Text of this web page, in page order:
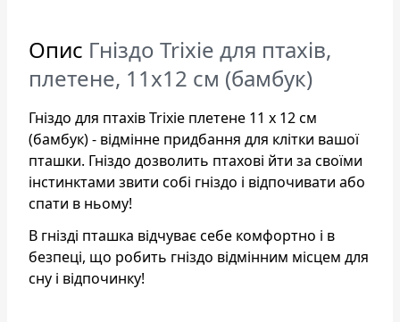
Опис Гніздо Trixie для птахів,
плетене, 11x12 см (бамбук)
Гніздо для птахів Trixie плетене 11 x 12 см
(бамбук) - відмінне придбання для клітки вашої
пташки. Гніздо дозволить птахові йти за своїми
інстинктами звити собі гніздо і відпочивати або
спати в ньому!
В гнізді пташка відчуває себе комфортно і в
безпеці, що робить гніздо відмінним місцем для
сну і відпочинку!